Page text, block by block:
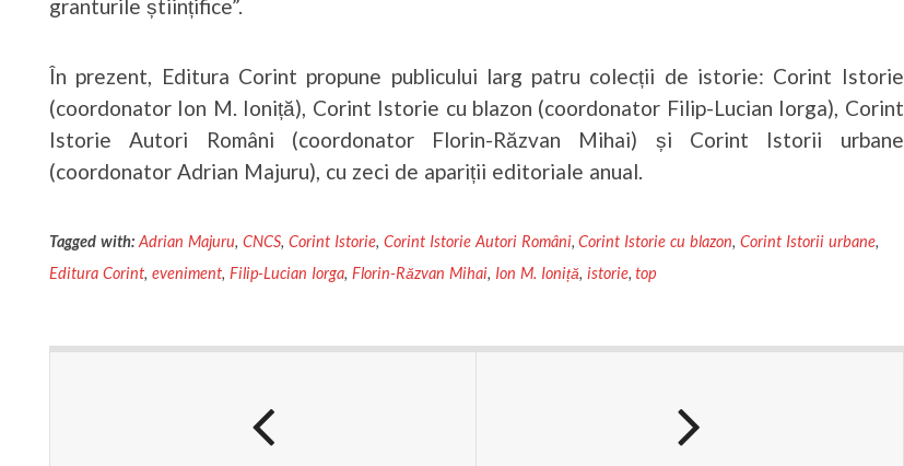
granturile științifice”.
În prezent, Editura Corint propune publicului larg patru colecții de istorie: Corint Istorie
(coordonator Ion M. Ioniță), Corint Istorie cu blazon (coordonator Filip-Lucian Iorga), Corint
Istorie Autori Români (coordonator Florin-Răzvan Mihai) și Corint Istorii urbane
(coordonator Adrian Majuru), cu zeci de apariții editoriale anual.
Tagged with: Adrian Majuru, CNCS, Corint Istorie, Corint Istorie Autori Români,Corint Istorie cu blazon,Corint Istorii urbane,
Editura Corint, eveniment, Filip-Lucian Iorga, Florin-Răzvan Mihai, Ion M. Ioniță, istorie,top